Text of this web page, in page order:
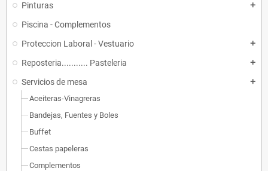
Pinturas add
Piscina - Complementos
Proteccion Laboral - Vestuario
add
Reposteria........... Pasteleria add
Servicios de mesa add
Aceiteras-Vinagreras
Bandejas, Fuentes y Boles
Buffet
Cestas papeleras
Complementos